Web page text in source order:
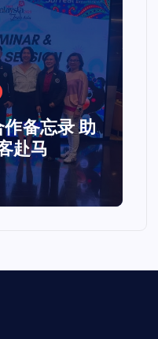
吉隆坡
级嘉宾齐聚
、资本市场
遇